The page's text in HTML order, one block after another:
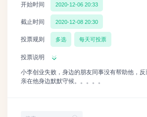
开始时间 2020-12-06 20:33
截止时间 2020-12-08 20:30
投票规则 多选 每天可投票
投票说明
小李创业失败，身边的朋友同事没有帮助他，
亲在他身边默默守候。。。。。